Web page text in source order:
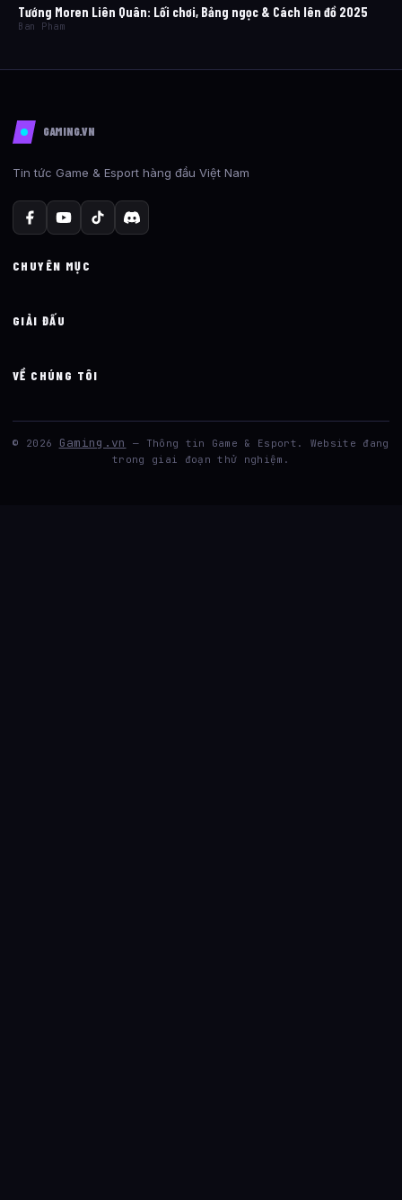
Tướng Moren Liên Quân: Lối chơi, Bảng ngọc & Cách lên đồ 2025
Ban Pham
GAMING.VN
Tin tức Game & Esport hàng đầu Việt Nam
CHUYÊN MỤC
GIẢI ĐẤU
VỀ CHÚNG TÔI
© 2026 Gaming.vn
— Thông tin Game & Esport. Website đang
trong giai đoạn thử nghiệm.